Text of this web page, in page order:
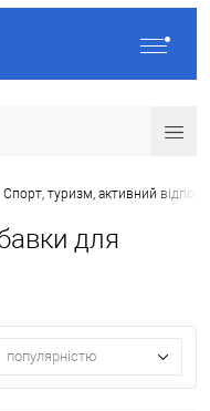
Спорт, туризм, активний
для
популярністю